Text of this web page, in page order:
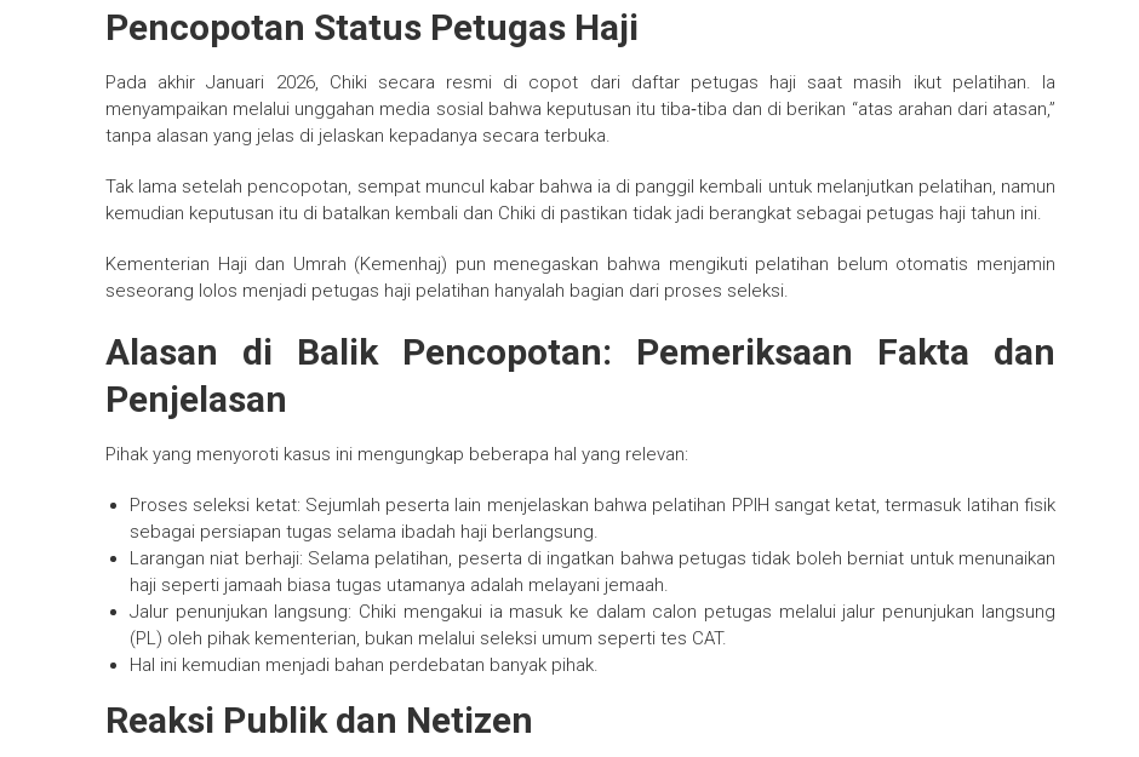
Pencopotan Status Petugas Haji
Pada akhir Januari 2026, Chiki secara resmi di copot dari daftar petugas haji saat masih ikut pelatihan. Ia
menyampaikan melalui unggahan media sosial bahwa keputusan itu tiba‑tiba dan di berikan “atas arahan dari atasan,”
tanpa alasan yang jelas di jelaskan kepadanya secara terbuka.
Tak lama setelah pencopotan, sempat muncul kabar bahwa ia di panggil kembali untuk melanjutkan pelatihan, namun
kemudian keputusan itu di batalkan kembali dan Chiki di pastikan tidak jadi berangkat sebagai petugas haji tahun ini.
Kementerian Haji dan Umrah (Kemenhaj) pun menegaskan bahwa mengikuti pelatihan belum otomatis menjamin
seseorang lolos menjadi petugas haji pelatihan hanyalah bagian dari proses seleksi.
Alasan di Balik Pencopotan: Pemeriksaan Fakta dan
Penjelasan
Pihak yang menyoroti kasus ini mengungkap beberapa hal yang relevan:
Proses seleksi ketat: Sejumlah peserta lain menjelaskan bahwa pelatihan PPIH sangat ketat, termasuk latihan fisik
sebagai persiapan tugas selama ibadah haji berlangsung.
Larangan niat berhaji: Selama pelatihan, peserta di ingatkan bahwa petugas tidak boleh berniat untuk menunaikan
haji seperti jamaah biasa tugas utamanya adalah melayani jemaah.
Jalur penunjukan langsung: Chiki mengakui ia masuk ke dalam calon petugas melalui jalur penunjukan langsung
(PL) oleh pihak kementerian, bukan melalui seleksi umum seperti tes CAT.
Hal ini kemudian menjadi bahan perdebatan banyak pihak.
Reaksi Publik dan Netizen